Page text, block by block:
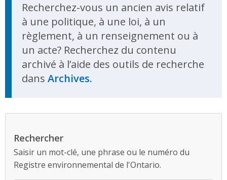
Recherchez-vous un ancien avis relatif
à une politique, à une loi, à un
règlement, à un renseignement ou à
un acte? Recherchez du contenu
archivé à l’aide des outils de recherche
dans Archives.
Rechercher
Saisir un mot-clé, une phrase ou le numéro du
Registre environnemental de l'Ontario.